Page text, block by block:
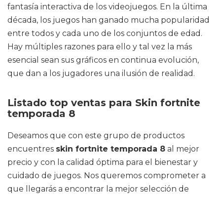
fantasía interactiva de los videojuegos. En la última
década, los juegos han ganado mucha popularidad
entre todos y cada uno de los conjuntos de edad.
Hay múltiples razones para ello y tal vez la más
esencial sean sus gráficos en continua evolución,
que dan a los jugadores una ilusión de realidad.
Listado top ventas para Skin fortnite
temporada 8
Deseamos que con este grupo de productos
encuentres skin fortnite temporada 8 al mejor
precio y con la calidad óptima para el bienestar y
cuidado de juegos. Nos queremos comprometer a
que llegarás a encontrar la mejor selección de